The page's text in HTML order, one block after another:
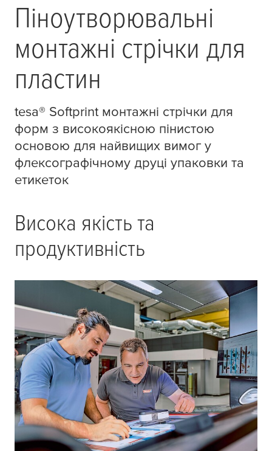
Піноутворювальні
монтажні стрічки для
пластин
tesa® Softprint монтажні стрічки для
форм з високоякісною пінистою
основою для найвищих вимог у
флексографічному друці упаковки та
етикеток
Висока якість та
продуктивність